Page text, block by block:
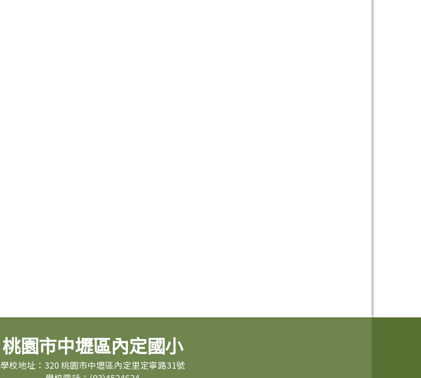
桃園市中壢區內定國小
學校地址：320 桃園市中壢區內定里定寧路31號